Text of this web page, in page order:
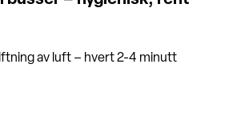
av luft – hvert 2-4 minutt